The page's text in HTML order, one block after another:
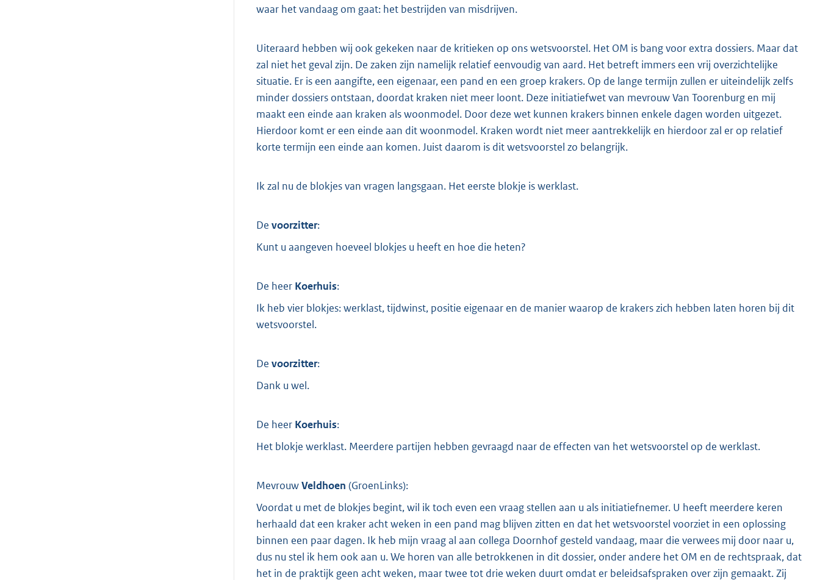
waar het vandaag om gaat: het bestrijden van misdrijven.
Uiteraard hebben wij ook gekeken naar de kritieken op ons wetsvoorstel. Het OM is bang voor extra dossiers. Maar dat
zal niet het geval zijn. De zaken zijn namelijk relatief eenvoudig van aard. Het betreft immers een vrij overzichtelijke
situatie. Er is een aangifte, een eigenaar, een pand en een groep krakers. Op de lange termijn zullen er uiteindelijk zelfs
minder dossiers ontstaan, doordat kraken niet meer loont. Deze initiatiefwet van mevrouw Van Toorenburg en mij
maakt een einde aan kraken als woonmodel. Door deze wet kunnen krakers binnen enkele dagen worden uitgezet.
Hierdoor komt er een einde aan dit woonmodel. Kraken wordt niet meer aantrekkelijk en hierdoor zal er op relatief
korte termijn een einde aan komen. Juist daarom is dit wetsvoorstel zo belangrijk.
Ik zal nu de blokjes van vragen langsgaan. Het eerste blokje is werklast.
De voorzitter:
Kunt u aangeven hoeveel blokjes u heeft en hoe die heten?
De heer Koerhuis:
Ik heb vier blokjes: werklast, tijdwinst, positie eigenaar en de manier waarop de krakers zich hebben laten horen bij dit
wetsvoorstel.
De voorzitter:
Dank u wel.
De heer Koerhuis:
Het blokje werklast. Meerdere partijen hebben gevraagd naar de effecten van het wetsvoorstel op de werklast.
MevrouwVeldhoen (GroenLinks):
Voordat u met de blokjes begint, wil ik toch even een vraag stellen aan u als initiatiefnemer. U heeft meerdere keren
herhaald dat een kraker acht weken in een pand mag blijven zitten en dat het wetsvoorstel voorziet in een oplossing
binnen een paar dagen. Ik heb mijn vraag al aan collega Doornhof gesteld vandaag, maar die verwees mij door naar u,
dus nu stel ik hem ook aan u. We horen van alle betrokkenen in dit dossier, onder andere het OM en de rechtspraak, dat
het in de praktijk geen acht weken, maar twee tot drie weken duurt omdat er beleidsafspraken over zijn gemaakt. Zij